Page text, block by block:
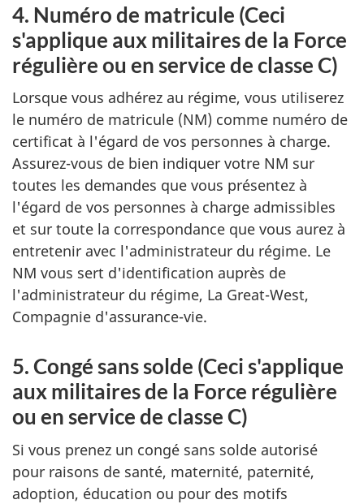
4. Numéro de matricule (Ceci
s'applique aux militaires de la Force
régulière ou en service de classe C)
Lorsque vous adhérez au régime, vous utiliserez
le numéro de matricule (NM) comme numéro de
certificat à l'égard de vos personnes à charge.
Assurez-vous de bien indiquer votre NM sur
toutes les demandes que vous présentez à
l'égard de vos personnes à charge admissibles
et sur toute la correspondance que vous aurez à
entretenir avec l'administrateur du régime. Le
NM vous sert d'identification auprès de
l'administrateur du régime, La Great-West,
Compagnie d'assurance-vie.
5. Congé sans solde (Ceci s'applique
aux militaires de la Force régulière
ou en service de classe C)
Si vous prenez un congé sans solde autorisé
pour raisons de santé, maternité, paternité,
adoption, éducation ou pour des motifs